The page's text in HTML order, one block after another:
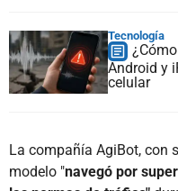
Tecnología
Android y
celular
La compañía AgiBot, con
modelo "navegó por